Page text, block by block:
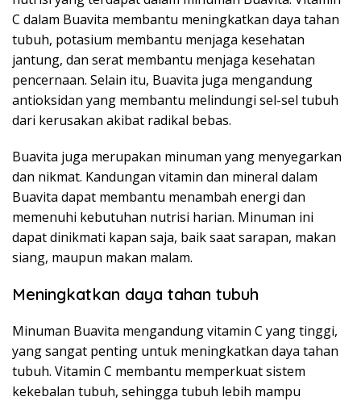
C dalam Buavita membantu meningkatkan daya tahan
tubuh, potasium membantu menjaga kesehatan
jantung, dan serat membantu menjaga kesehatan
pencernaan. Selain itu, Buavita juga mengandung
antioksidan yang membantu melindungi sel-sel tubuh
dari kerusakan akibat radikal bebas.
Buavita juga merupakan minuman yang menyegarkan
dan nikmat. Kandungan vitamin dan mineral dalam
Buavita dapat membantu menambah energi dan
memenuhi kebutuhan nutrisi harian. Minuman ini
dapat dinikmati kapan saja, baik saat sarapan, makan
siang, maupun makan malam.
Meningkatkan daya tahan tubuh
Minuman Buavita mengandung vitamin C yang tinggi,
yang sangat penting untuk meningkatkan daya tahan
tubuh. Vitamin C membantu memperkuat sistem
kekebalan tubuh, sehingga tubuh lebih mampu